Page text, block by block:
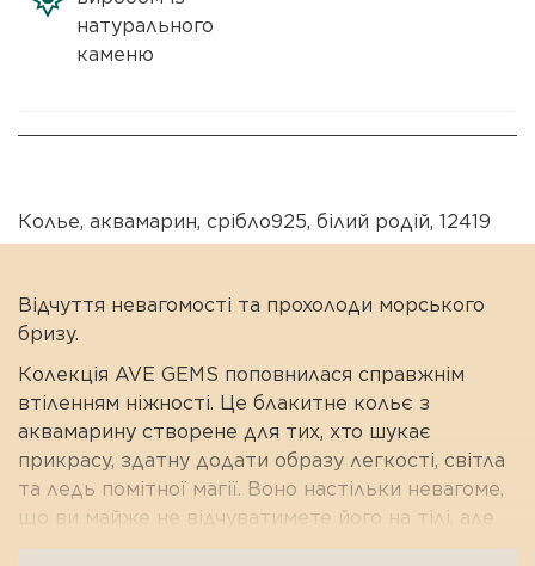
натурального
каменю
Колье, аквамарин, срібло925, білий родій, 12419
Відчуття невагомості та прохолоди морського
бризу.
Колекція AVE GEMS поповнилася справжнім
втіленням ніжності. Це блакитне кольє з
аквамарину створене для тих, хто шукає
прикрасу, здатну додати образу легкості, світла
та ледь помітної магії. Воно настільки невагоме,
що ви майже не відчуватимете його на тілі, але
обов'язково помічатимете захоплені погляди.